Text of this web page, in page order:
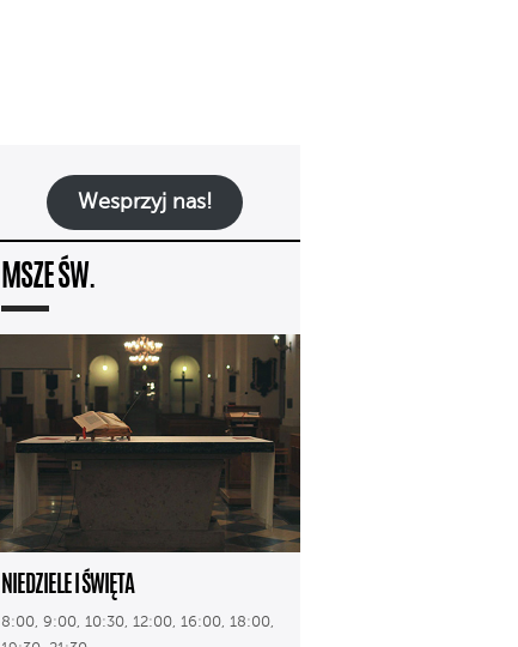
Wesprzyj nas!
MSZE ŚW.
NIEDZIELE I ŚWIĘTA
8:00, 9:00, 10:30, 12:00, 16:00, 18:00,